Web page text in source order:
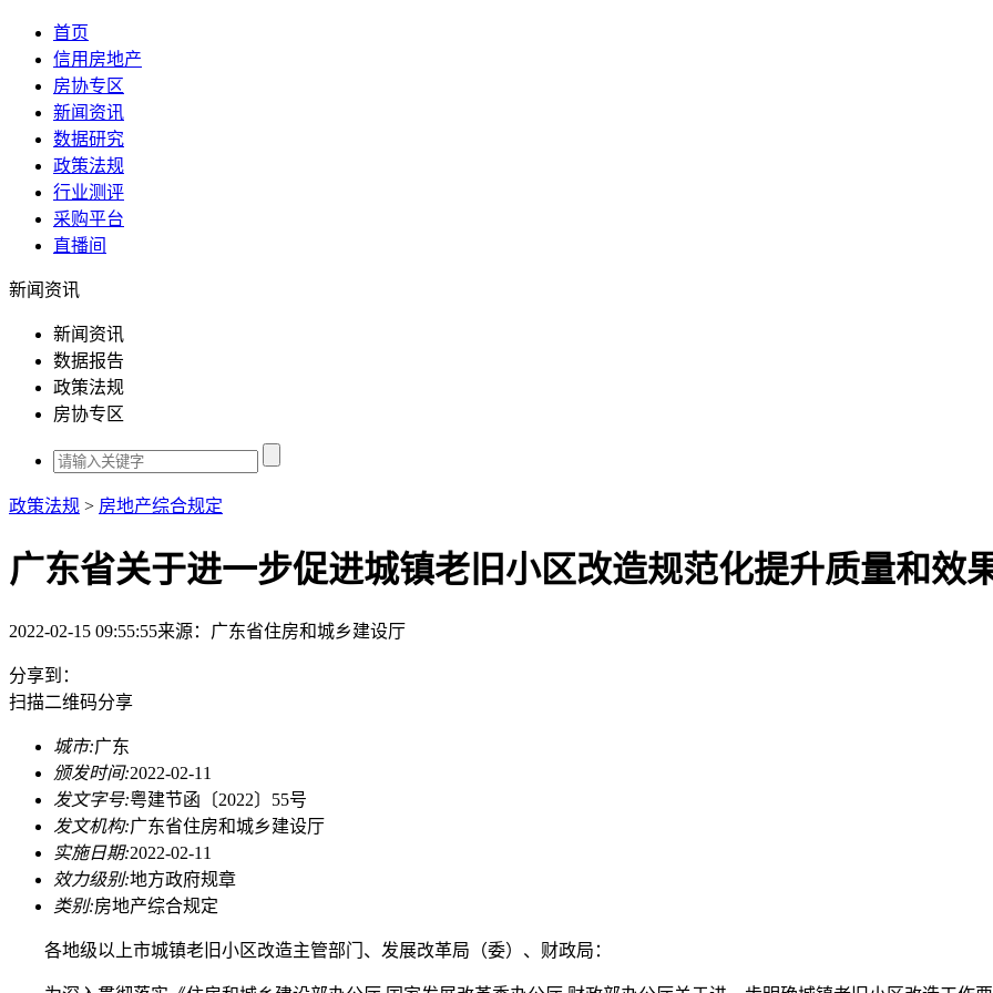
首页
信用房地产
房协专区
新闻资讯
数据研究
政策法规
行业测评
采购平台
直播间
新闻资讯
新闻资讯
数据报告
政策法规
房协专区
政策法规 > 房地产综合规定
广东省关于进一步促进城镇老旧小区改造规范化提升质量和效
2022-02-15 09:55:55来源： 广东省住房和城乡建设厅
分享到：
扫描二维码分享
城市:广东
颁发时间:2022-02-11
发文字号:粤建节函〔2022〕55号
发文机构:广东省住房和城乡建设厅
实施日期:2022-02-11
效力级别:地方政府规章
类别:房地产综合规定
各地级以上市城镇老旧小区改造主管部门、发展改革局（委）、财政局：